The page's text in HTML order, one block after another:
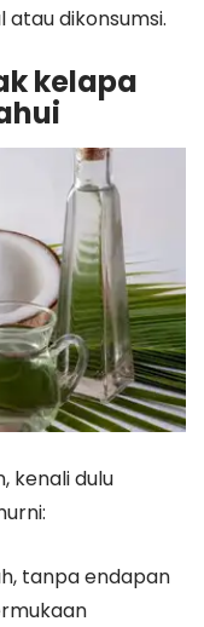
dikonsumsi.
kelapa
kenali dulu
tanpa endapan